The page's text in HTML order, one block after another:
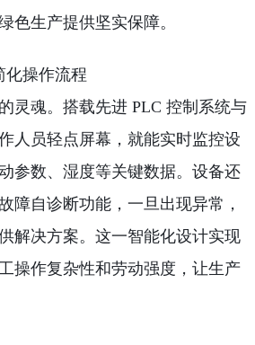
色生产提供坚实保障。
化操作流程
灵魂。搭载先进 PLC 控制系统与
人员轻点屏幕，就能实时监控设
参数、湿度等关键数据。设备还
障自诊断功能，一旦出现异常，
解决方案。这一智能化设计实现
操作复杂性和劳动强度，让生产